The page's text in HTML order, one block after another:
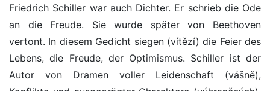
Friedrich Schiller war auch Dichter. Er schrieb die Ode
an die Freude. Sie wurde später von Beethoven
vertont. In diesem Gedicht siegen (vítězí) die Feier des
Lebens, die Freude, der Optimismus. Schiller ist der
Autor von Dramen voller Leidenschaft (vášně),